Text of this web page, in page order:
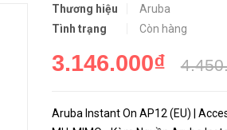
Thương hiệu
Aruba
Tình trạng
Còn hàng
3.146.000₫
Aruba Instant On AP12 (EU) |